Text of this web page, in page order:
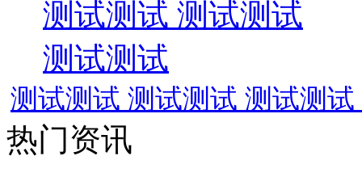
测试测试 测试测试 测试测
热门资讯